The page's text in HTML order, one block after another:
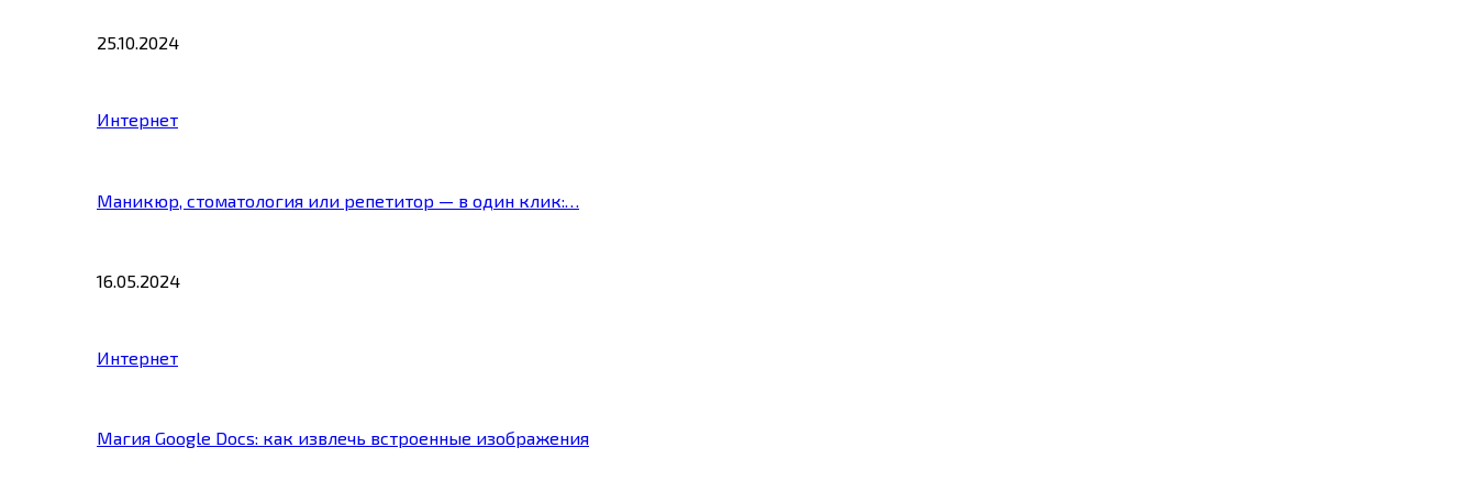
25.10.2024
Интернет
Маникюр, стоматология или репетитор — в один клик:…
16.05.2024
Интернет
Магия Google Docs: как извлечь встроенные изображения